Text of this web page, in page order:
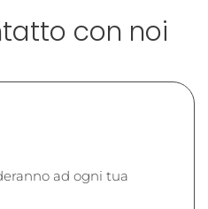
con noi
ad ogni tua